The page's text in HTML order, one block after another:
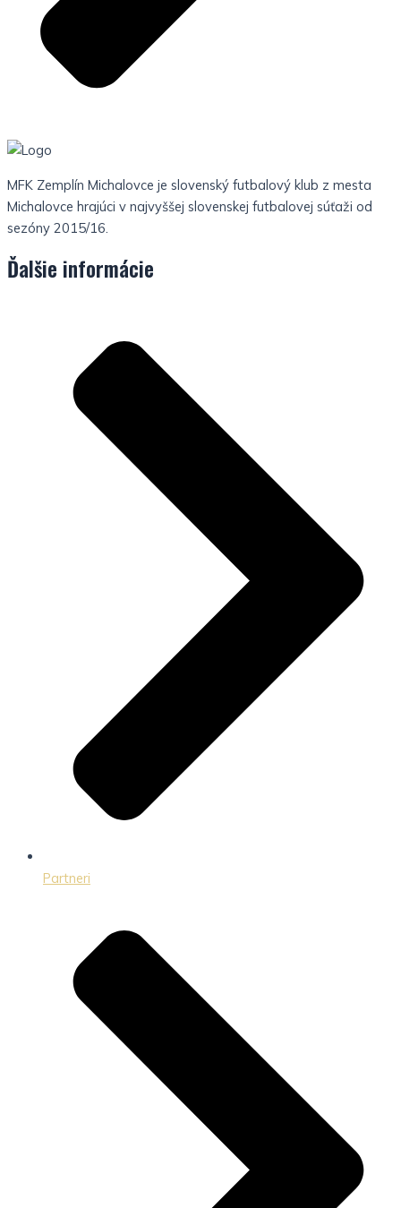
MFK Zemplín Michalovce je slovenský futbalový klub z mesta
Michalovce hrajúci v najvyššej slovenskej futbalovej súťaži od
sezóny 2015/16.
Ďalšie informácie
Partneri